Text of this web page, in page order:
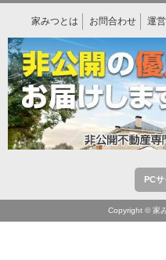
家みつとは お問合わせ 運
PC
Copyright © 家